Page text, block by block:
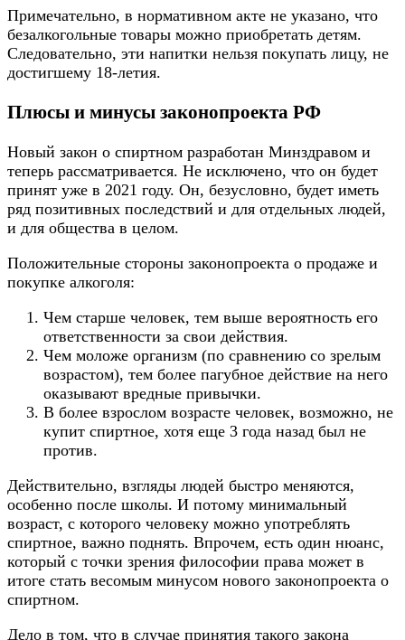
Примечательно, в нормативном акте не указано, что
безалкогольные товары можно приобретать детям.
Следовательно, эти напитки нельзя покупать лицу, не
достигшему 18-летия.
Плюсы и минусы законопроекта РФ
Новый закон о спиртном разработан Минздравом и
теперь рассматривается. Не исключено, что он будет
принят уже в 2021 году. Он, безусловно, будет иметь
ряд позитивных последствий и для отдельных людей,
и для общества в целом.
Положительные стороны законопроекта о продаже и
покупке алкоголя:
Чем старше человек, тем выше вероятность его
ответственности за свои действия.
Чем моложе организм (по сравнению со зрелым
возрастом), тем более пагубное действие на него
оказывают вредные привычки.
В более взрослом возрасте человек, возможно, не
купит спиртное, хотя еще 3 года назад был не
против.
Действительно, взгляды людей быстро меняются,
особенно после школы. И потому минимальный
возраст, с которого человеку можно употреблять
спиртное, важно поднять. Впрочем, есть один нюанс,
который с точки зрения философии права может в
итоге стать весомым минусом нового законопроекта о
спиртном.
Дело в том, что в случае принятия такого закона